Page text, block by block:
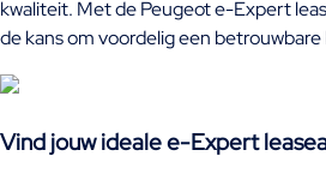
kwaliteit. Met de Peugeot e-Expert
de kans om voordelig een
Vind jouw ideale e-Expert